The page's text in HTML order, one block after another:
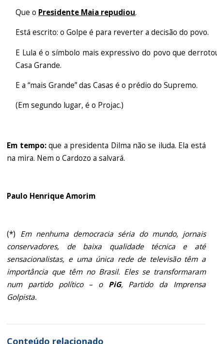
Que o Presidente Maia repudiou.
Está escrito: o Golpe é para reverter a decisão do povo.
E Lula é o símbolo mais expressivo do povo que
Casa Grande.
E a “mais Grande” das Casas é o prédio do Supremo.
(Em segundo lugar, é o Projac.)
Em tempo:que a presidenta Dilma não se iluda. Ela está
na mira. Nem o Cardozo a salvará.
Paulo Henrique Amorim
(*) Em nenhuma democracia séria do mundo, jornais
conservadores, de baixa qualidade técnica e até
sensacionalistas, e uma única rede de televisão têm a
importância que têm no Brasil. Eles se transformaram
num partido político – o PiG, Partido da Imprensa
Golpista.
Conteúdo relacionado